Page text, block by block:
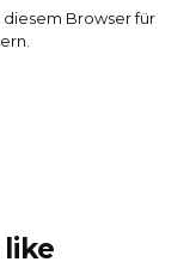
diesem Browser für